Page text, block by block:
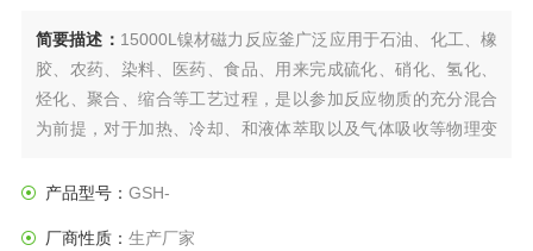
简要描述： 15000L镍材磁力反应釜广泛应用于石油、化工、橡
胶、农药、染料、医药、食品、用来完成硫化、硝化、氢化、
烃化、聚合、缩合等工艺过程，是以参加反应物质的充分混合
为前提，对于加热、冷却、和液体萃取以及气体吸收等物理变
药等行业理想的所需设备。
产品型号： GSH-
厂商性质： 生产厂家